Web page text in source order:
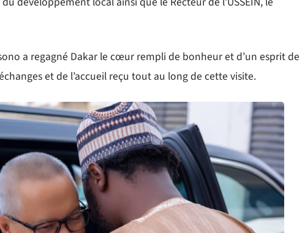
a regagné Dakar le cœur rempli de bonheur et d’un esprit de
et de l’accueil reçu tout au long de cette visite.